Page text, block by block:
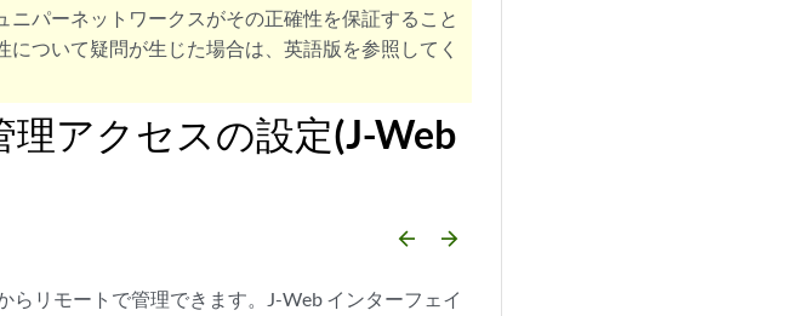
パーネットワークスがその正確性を保証すること
ついて疑問が生じた場合は、英語版を参照してく
理アクセスの設定(J-Web
arrow_backward arrow_forward
らリモートで管理できます。J-Web インターフェイ